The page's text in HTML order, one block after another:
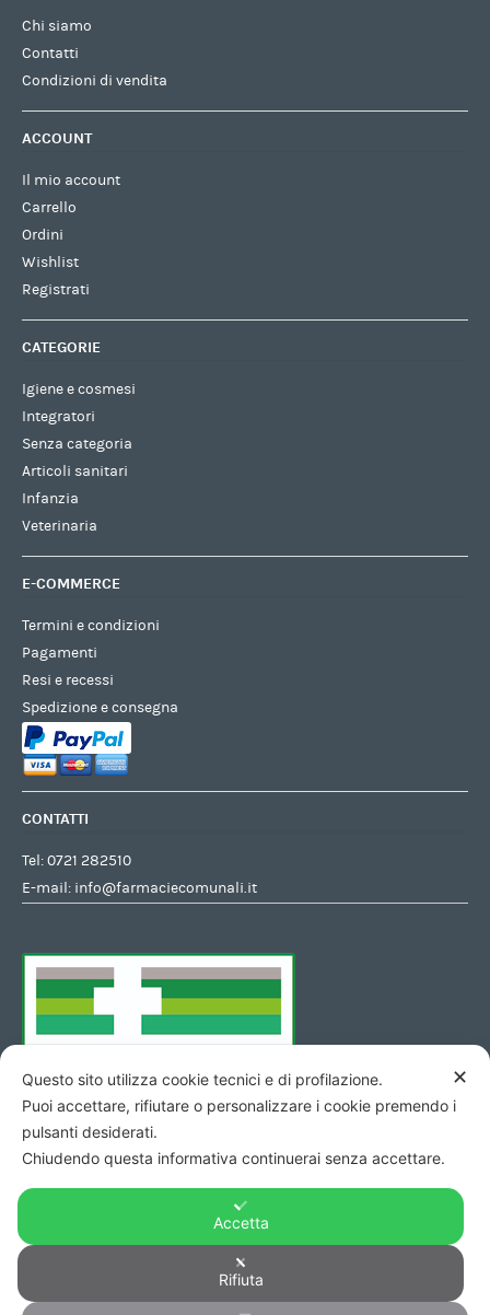
Chi siamo
Contatti
Condizioni di vendita
ACCOUNT
Il mio account
Carrello
Ordini
Wishlist
Registrati
CATEGORIE
Igiene e cosmesi
Integratori
Senza categoria
Articoli sanitari
Infanzia
Veterinaria
E-COMMERCE
Termini e condizioni
Pagamenti
Resi e recessi
Spedizione e consegna
CONTATTI
Tel:0721 282510
E-mail: info@farmaciecomunali.it
✕
Questo sito utilizza cookie tecnici e di profilazione.
Puoi accettare, rifiutare o personalizzare i cookie premendo i
pulsanti desiderati.
Chiudendo questa informativa continuerai senza accettare.
Accetta
Rifiuta